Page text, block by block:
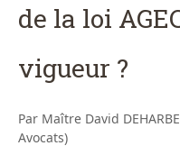
de la loi
vigueur ?
Par Maître David
Avocats)